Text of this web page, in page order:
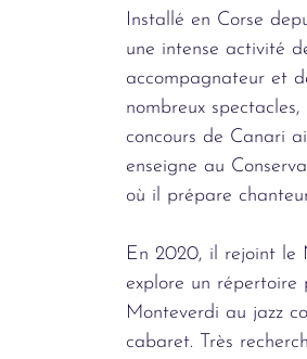
Installé en Corse
une intense activité
accompagnateur et
nombreux
concours de Canari
enseigne au
où il prépare
En 2020, il rejoint le
explore un répertoire
Monteverdi au jazz
cabaret. Très